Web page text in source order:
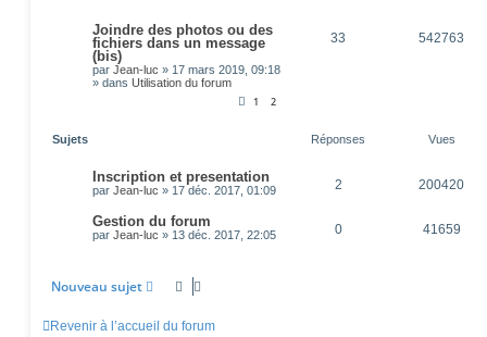
Joindre des photos ou des
fichiers dans un message
(bis)
par Jean-luc » 17 mars 2019, 09:18
» dans Utilisation du forum
1 2
33 542763
Sujets Réponses Vues
Inscription et presentation
par Jean-luc » 17 déc. 2017, 01:09 2 200420
Gestion du forum
par Jean-luc » 13 déc. 2017, 22:05 0 41659
Nouveau sujet
Revenir à l’accueil du forum